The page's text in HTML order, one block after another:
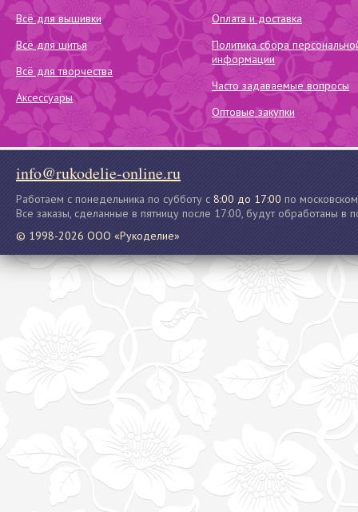
Всё для вышивки
Всё для шитья
Всё для творчества
Аксессуары
Оплата и доставка
Политика сбора
информации
Часто задаваемые вопросы
Оптовые закупки
info@rukodelie-online.ru
Работаем с понедельника по субботу с 8:00 до 17:00 по
Все заказы, сделанные в пятницу после 17:00, будут обработаны в
© 1998-2026 ООО «Рукоделие»